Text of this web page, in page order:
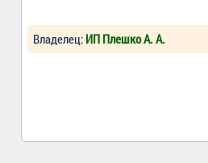
Владелец: ИП Плешко А. А.